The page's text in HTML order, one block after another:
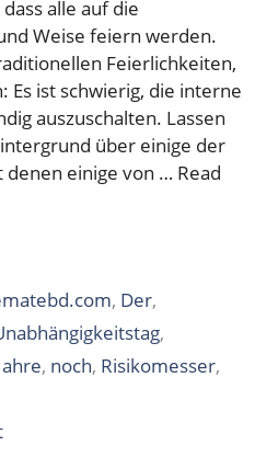
alle auf die
Weise feiern werden.
Feierlichkeiten,
Es ist schwierig, die interne
auszuschalten. Lassen
über einige der
denen einige von … Read
, Der,
,
, noch, Risikomesser,